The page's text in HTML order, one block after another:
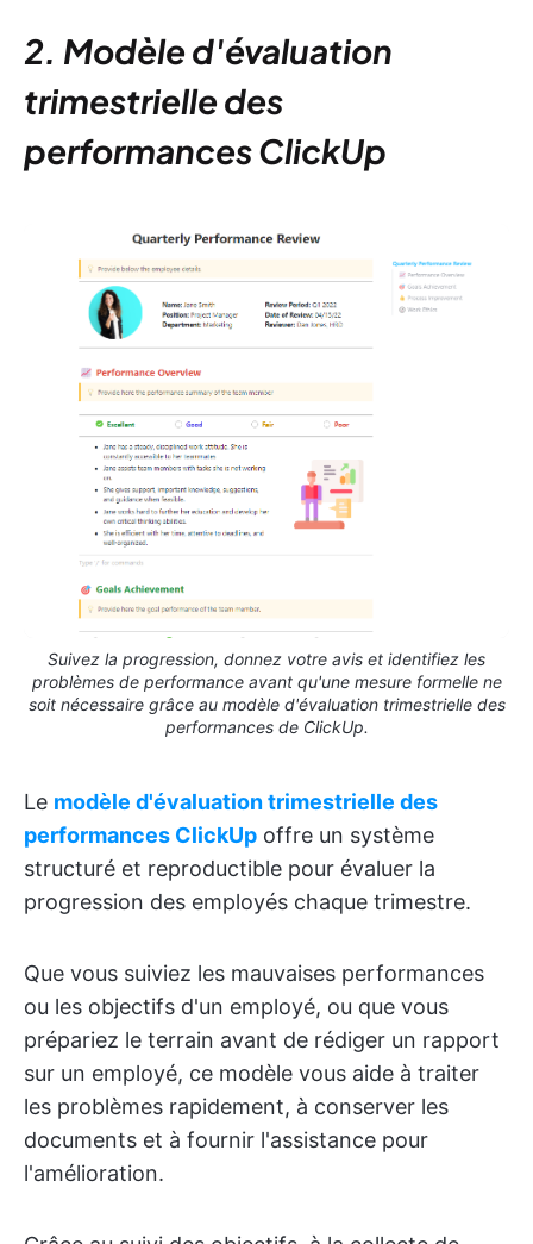
2. Modèle d'évaluation
trimestrielle des
performances ClickUp
Suivez la progression, donnez votre avis et identifiez les
problèmes de performance avant qu'une mesure formelle ne
soit nécessaire grâce au modèle d'évaluation trimestrielle des
performances de ClickUp.
Le modèle d'évaluation trimestrielle des
performances ClickUp offre un système
structuré et reproductible pour évaluer la
progression des employés chaque trimestre.
Que vous suiviez les mauvaises performances
ou les objectifs d'un employé, ou que vous
prépariez le terrain avant de rédiger un rapport
sur un employé, ce modèle vous aide à traiter
les problèmes rapidement, à conserver les
documents et à fournir l'assistance pour
l'amélioration.